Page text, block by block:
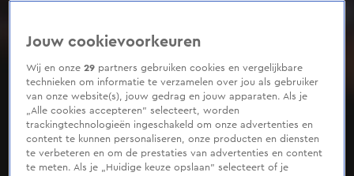
Jouw cookievoorkeuren
Wij en onze29 partners gebruiken cookies en vergelijkbare
technieken om informatie te verzamelen over jou als gebruiker
van onze website(s), jouw gedrag en jouw apparaten. Als je
„Alle cookies accepteren” selecteert, worden
trackingtechnologieën ingeschakeld om onze advertenties en
content te kunnen personaliseren, onze producten en diensten
te verbeteren en om de prestaties van advertenties en content
te meten. Als je „Huidige keuze opslaan” selecteert of je